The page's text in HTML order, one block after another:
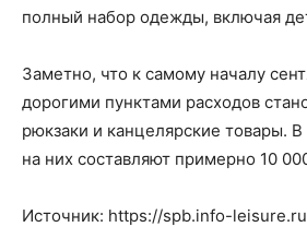
полный набор одежды, включая
Заметно, что к самому началу
дорогими пунктами расходов
рюкзаки и канцелярские товары.
на них составляют примерно 10
Источник: https://spb.info-